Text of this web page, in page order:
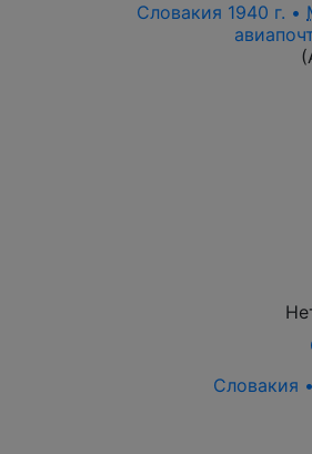
Словакия 1940 г. •
Словакия